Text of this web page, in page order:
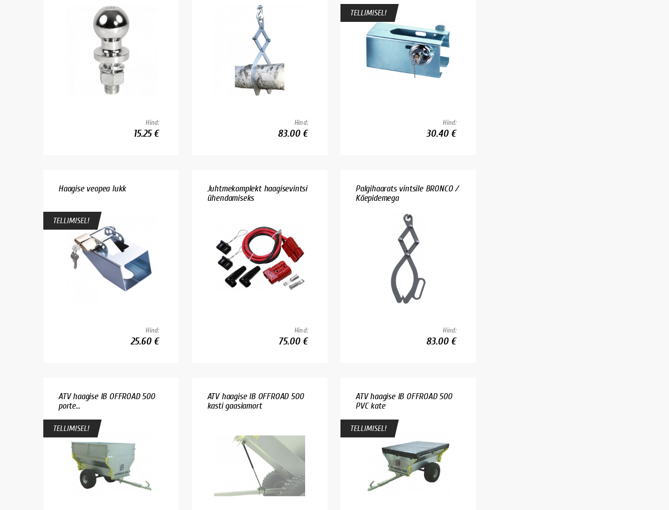
Hind:
15.25 €
Hind:
83.00 €
TELLIMISEL!
Hind:
30.40 €
Haagise veopea lukk
TELLIMISEL!
Hind:
25.60 €
Juhtmekomplekt haagisevintsi
ühendamiseks
Hind:
75.00 €
Palgihaarats vintsile BRONCO /
Käepidemega
Hind:
83.00 €
ATV haagise IB OFFROAD 500
porte...
TELLIMISEL!
ATV haagise IB OFFROAD 500
kasti gaasiamort
ATV haagise IB OFFROAD 500
PVC kate
TELLIMISEL!